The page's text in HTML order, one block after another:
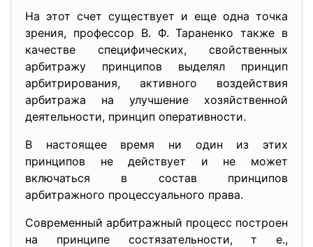
На этот счет существует и еще одна точка
зрения, профессор В. Ф. Тараненко также в
качестве специфических, свойственных
арбитражу принципов выделял принцип
арбитрирования, активного воздействия
арбитража на улучшение хозяйственной
деятельности, принцип оперативности.
В настоящее время ни один из этих
принципов не действует и не может
включаться в состав принципов
арбитражного процессуального права.
Современный арбитражный процесс построен
на принципе состязательности, т е.,